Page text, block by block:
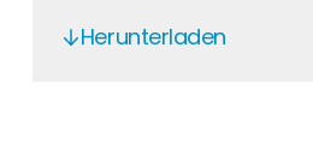
Herunterladen